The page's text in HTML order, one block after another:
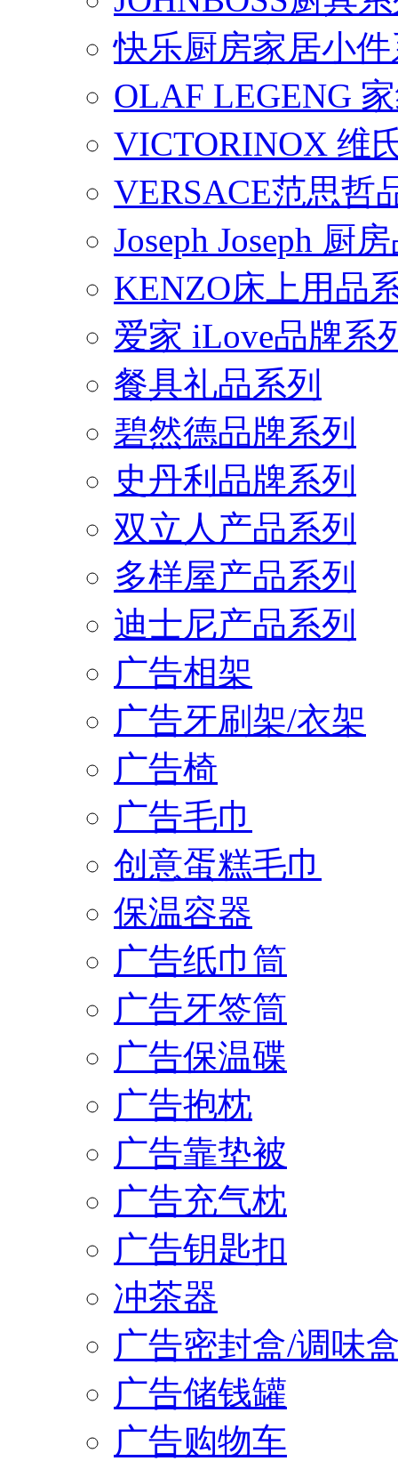
快乐厨房家居小
OLAF LEGENG
VICTORINOX 维
VERSACE范思哲
Joseph Joseph 厨
KENZO床上用品
爱家 iLove品牌系
餐具礼品系列
碧然德品牌系列
史丹利品牌系列
双立人产品系列
多样屋产品系列
迪士尼产品系列
广告相架
广告牙刷架/衣架
广告椅
广告毛巾
创意蛋糕毛巾
保温容器
广告纸巾筒
广告牙签筒
广告保温碟
广告抱枕
广告靠垫被
广告充气枕
广告钥匙扣
冲茶器
广告密封盒/调味
广告储钱罐
广告购物车